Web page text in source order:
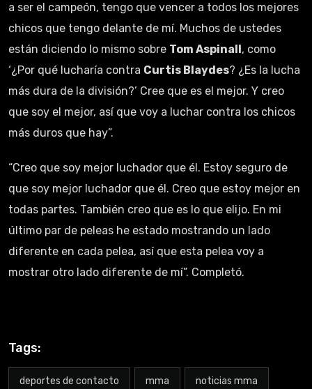
a ser el campeón, tengo que vencer a todos los mejores
chicos que tengo delante de mí. Muchos de ustedes
están diciendo lo mismo sobre Tom Aspinall, como
‘¿Por qué lucharía contra Curtis Blaydes? ¿Es la lucha
más dura de la división?’ Cree que es el mejor. Y creo
que soy el mejor, así que voy a luchar contra los chicos
más duros que hay”.
“Creo que soy mejor luchador que él. Estoy seguro de
que soy mejor luchador que él. Creo que estoy mejor en
todas partes. También creo que es lo que elijo. En mi
último par de peleas he estado mostrando un lado
diferente en cada pelea, así que esta pelea voy a
mostrar otro lado diferente de mí”. Completó.
Tags:
deportes de contacto mma noticias mma